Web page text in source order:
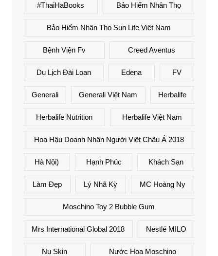
#ThaiHaBooks Bảo Hiểm Nhân Thọ
Bảo Hiểm Nhân Thọ Sun Life Việt Nam
Bệnh Viện Fv Creed Aventus
Du Lịch Đài Loan Edena FV
Generali Generali Việt Nam Herbalife
Herbalife Nutrition Herbalife Việt Nam
Hoa Hậu Doanh Nhân Người Việt Châu Á 2018
Hà Nội) Hạnh Phúc Khách Sạn
Làm Đẹp Lý Nhã Kỳ MC Hoàng Ny
Moschino Toy 2 Bubble Gum
Mrs International Global 2018 Nestlé MILO
Nu Skin Nước Hoa Moschino